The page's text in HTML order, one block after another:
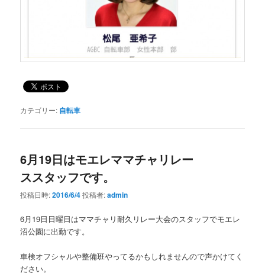
カテゴリー: 自転車
6月19日はモエレママチャリレー
ススタッフです。
投稿日時:2016/6/4投稿者:admin
6月19日日曜日はママチャリ耐久リレー大会のスタッフでモエレ
沼公園に出勤です。
車検オフシャルや整備班やってるかもしれませんので声かけてく
ださい。